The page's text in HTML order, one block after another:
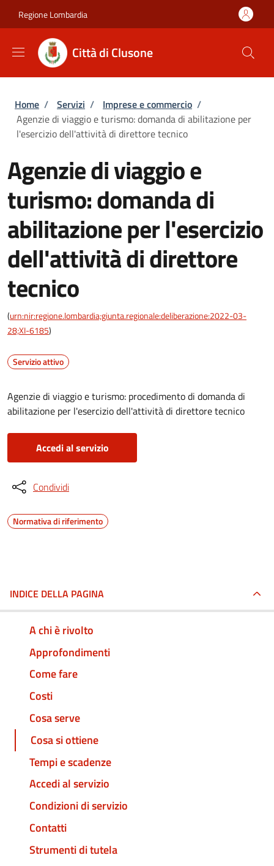
Regione Lombardia
Città di Clusone
Briciole di pane
Home / Servizi / Imprese e commercio /
Agenzie di viaggio e turismo: domanda di abilitazione per
l'esercizio dell'attività di direttore tecnico
Agenzie di viaggio e
turismo: domanda di
abilitazione per l'esercizio
dell'attività di direttore
tecnico
(urn:nir:regione.lombardia;giunta.regionale:deliberazione:2022-03-
28;XI-6185)
Servizio attivo
Agenzie di viaggio e turismo: procedimento di domanda di
abilitazione per l'esercizio dell'attività di direttore tecnico
Accedi al servizio
Condividi
Normativa di riferimento
INDICE DELLA PAGINA
A chi è rivolto
Approfondimenti
Come fare
Costi
Cosa serve
Cosa si ottiene
Tempi e scadenze
Accedi al servizio
Condizioni di servizio
Contatti
Strumenti di tutela